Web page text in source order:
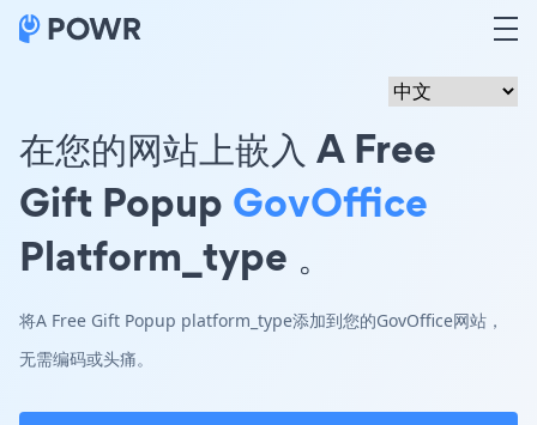
在您的网站上嵌入 A Free
Gift Popup GovOffice
Platform_type 。
将A Free Gift Popup platform_type添加到您的GovOffice网站，
无需编码或头痛。